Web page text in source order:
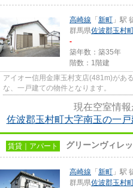
高崎線 「 新町 」駅
群馬県佐波郡玉村
-
築年数：築35年
階数：1階建
アイオー信用金庫玉村支店(481m)があ
な、一戸建ての物件となります。
現在空室情報
佐波郡玉村町大字南玉の一
賃貸｜アパート グリーンヴィレ
高崎線 「 新町 」駅
群馬県佐波郡玉村